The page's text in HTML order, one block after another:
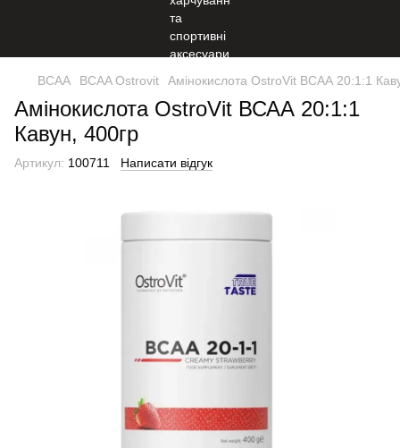
BCAA BCAA Ostrovit Амінокислота OstroVit ВСАА 20:1:1
Амінокислота OstroVit ВСАА 20:1:1
Кавун, 400гр
Артикул: 100711 Написати відгук